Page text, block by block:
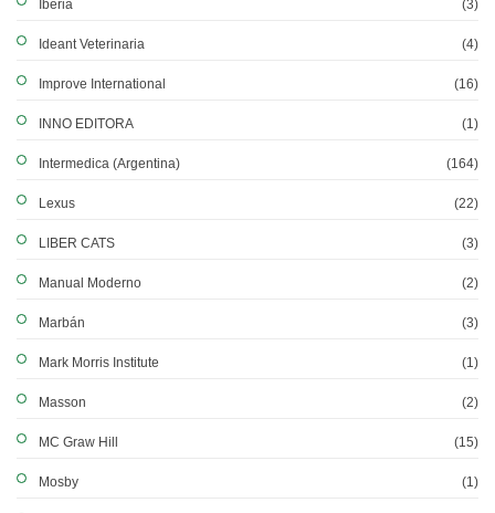
Iberia (3)
Ideant Veterinaria (4)
Improve International (16)
INNO EDITORA (1)
Intermedica (Argentina) (164)
Lexus (22)
LIBER CATS (3)
Manual Moderno (2)
Marbán (3)
Mark Morris Institute (1)
Masson (2)
MC Graw Hill (15)
Mosby (1)